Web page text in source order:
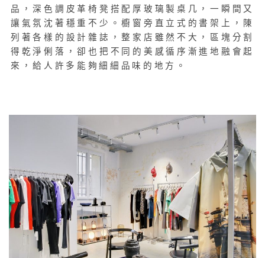
品，深色調皮革椅凳搭配厚玻璃製桌几，一瞬間又
讓氣氛沈著穩重不少。櫥窗旁直立式的書架上，陳
列著各樣的設計雜誌，整家店雖然不大，區塊分割
得乾淨俐落，卻也把不同的美感循序漸進地融會起
來，給人許多能夠細細品味的地方。